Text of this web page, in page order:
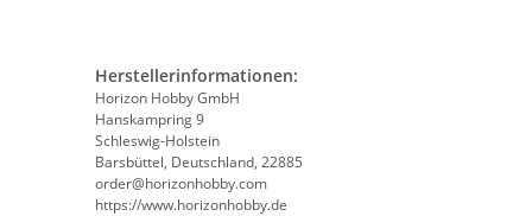
Herstellerinformationen:
Horizon Hobby GmbH
Hanskampring 9
Schleswig-Holstein
Barsbüttel, Deutschland, 22885
order@horizonhobby.com
https://www.horizonhobby.de